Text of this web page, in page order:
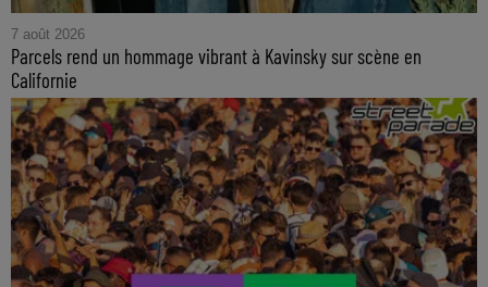
7 août 2026
Parcels rend un hommage vibrant à Kavinsky sur scène en
Californie